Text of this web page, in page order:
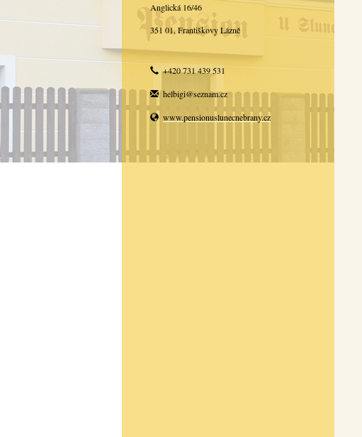
Anglická 16/46
351 01, Františkovy Lázně
+420 731 439 531
helbigi@seznam.cz
www.pensionuslunecnebrany.cz